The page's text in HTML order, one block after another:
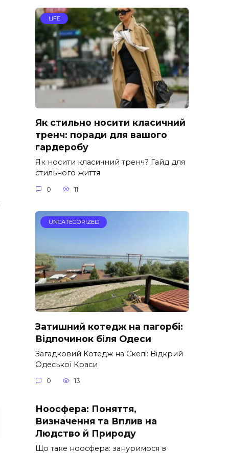
LIFE
Як стильно носити класичний
тренч: поради для вашого
гардеробу
Як носити класичний тренч? Гайд для
стильного життя
0 11
UNCATEGORIZED
Затишний котедж на пагорбі:
Відпочинок біля Одеси
Загадковий Котедж на Скелі: Відкрий
Одеської Краси
0 13
Ноосфера: Поняття,
Визначення та Вплив на
Людство й Природу
Що таке ноосфера: зануримося в